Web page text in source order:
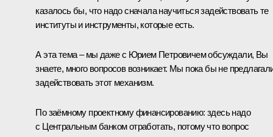
казалось бы, что надо сначала научиться задействовать те
институты и инструменты, которые есть.
А эта тема – мы даже с Юрием Петровичем обсуждали, Вы
знаете, много вопросов возникает. Мы пока бы не
задействовать этот механизм.
По заёмному проектному финансированию: здесь надо
с Центральным банком отработать, потому что вопрос